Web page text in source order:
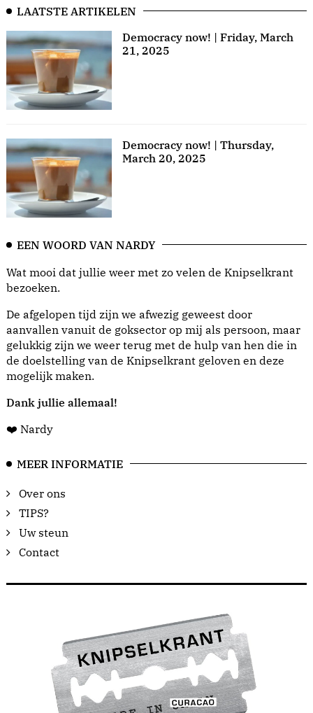
LAATSTE ARTIKELEN
Democracy now! | Friday, March
21, 2025
Democracy now! | Thursday,
March 20, 2025
EEN WOORD VAN NARDY
Wat mooi dat jullie weer met zo velen de Knipselkrant
bezoeken.
De afgelopen tijd zijn we afwezig geweest door
aanvallen vanuit de goksector op mij als persoon, maar
gelukkig zijn we weer terug met de hulp van hen die in
de doelstelling van de Knipselkrant geloven en deze
mogelijk maken.
Dank jullie allemaal!
❤️ Nardy
MEER INFORMATIE
Over ons
TIPS?
Uw steun
Contact